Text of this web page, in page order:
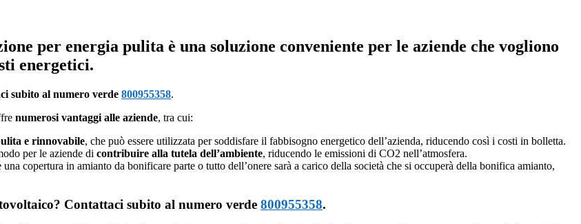
per energia pulita è una soluzione conveniente per le aziende che vogliono
energetici.
subito al numero verde 800955358.
numerosi vantaggi alle aziende, tra cui:
e rinnovabile, che può essere utilizzata per soddisfare il fabbisogno energetico dell’azienda, riducendo così i costi in bolletta.
per le aziende di contribuire alla tutela dell’ambiente, riducendo le emissioni di CO2 nell’atmosfera.
una copertura in amianto da bonificare parte o tutto dell’onere sarà a carico della società che si occuperà della bonifica amianto,
Contattaci subito al numero verde 800955358.